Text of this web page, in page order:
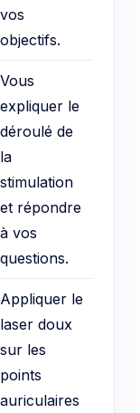
vos
objectifs.
Vous
expliquer le
déroulé de
la
stimulation
et répondre
à vos
questions.
Appliquer le
laser doux
sur les
points
auriculaires